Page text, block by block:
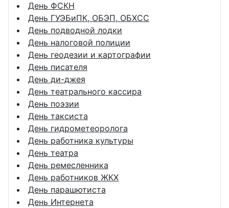
День ФСКН
День ГУЭБиПК, ОБЭП, ОБХСС
День подводной лодки
День налоговой полиции
День геодезии и картографии
День писателя
День ди-джея
День театрального кассира
День поэзии
День таксиста
День гидрометеоролога
День работника культуры
День театра
День ремесленника
День работников ЖКХ
День парашютиста
День Интернета